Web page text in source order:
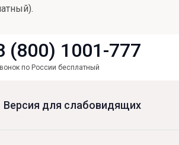
(800) 1001-777
по России бесплатный
Версия для слабовидящих